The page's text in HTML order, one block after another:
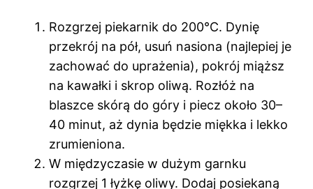
Rozgrzej piekarnik do 200°C. Dynię
przekrój na pół, usuń nasiona (najlepiej je
zachować do uprażenia), pokrój miąższ
na kawałki i skrop oliwą. Rozłóż na
blaszce skórą do góry i piecz około 30–
40 minut, aż dynia będzie miękka i lekko
zrumieniona.
W międzyczasie w dużym garnku
rozgrzej 1 łyżkę oliwy. Dodaj posiekaną